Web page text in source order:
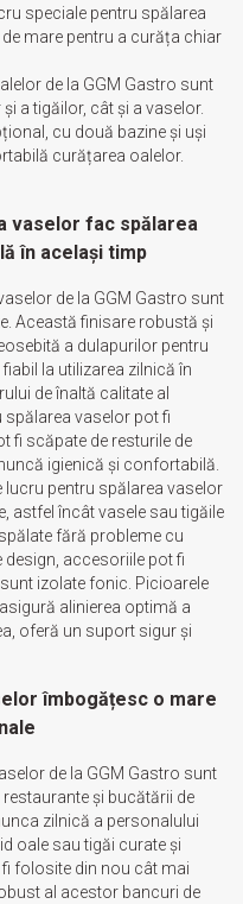
speciale pentru spălarea
mare pentru a curăța chiar
de la GGM Gastro sunt
a tigăilor, cât și a vaselor.
cu două bazine și uși
curățarea oalelor.
vaselor fac spălarea
în același timp
de la GGM Gastro sunt
Această finisare robustă și
a dulapurilor pentru
la utilizarea zilnică în
de înaltă calitate al
spălarea vaselor pot fi
fi scăpate de resturile de
igienică și confortabilă.
lucru pentru spălarea vaselor
astfel încât vasele sau tigăile
fără probleme cu
design, accesoriile pot fi
izolate fonic. Picioarele
alinierea optimă a
oferă un suport sigur și
îmbogățesc o mare
de la GGM Gastro sunt
și bucătării de
zilnică a personalului
oale sau tigăi curate și
folosite din nou cât mai
al acestor bancuri de